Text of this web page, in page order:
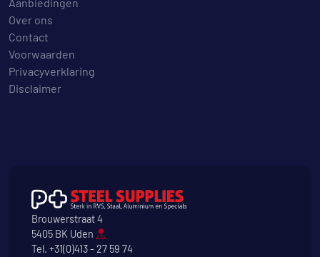
Aanbiedingen
Over ons
Contact
Voorwaarden
Privacyverklaring
Disclaimer
Brouwerstraat 4
5405 BK Uden
Tel. +31(0)413 - 27 59 74